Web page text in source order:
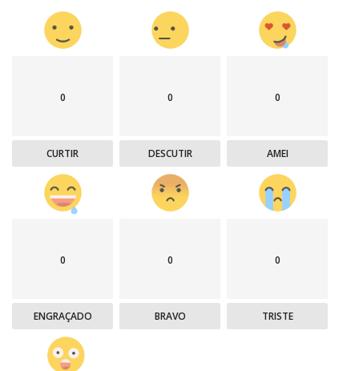
0
CURTIR
0
DESCUTIR
0
AMEI
0
ENGRAÇADO
0
BRAVO
0
TRISTE